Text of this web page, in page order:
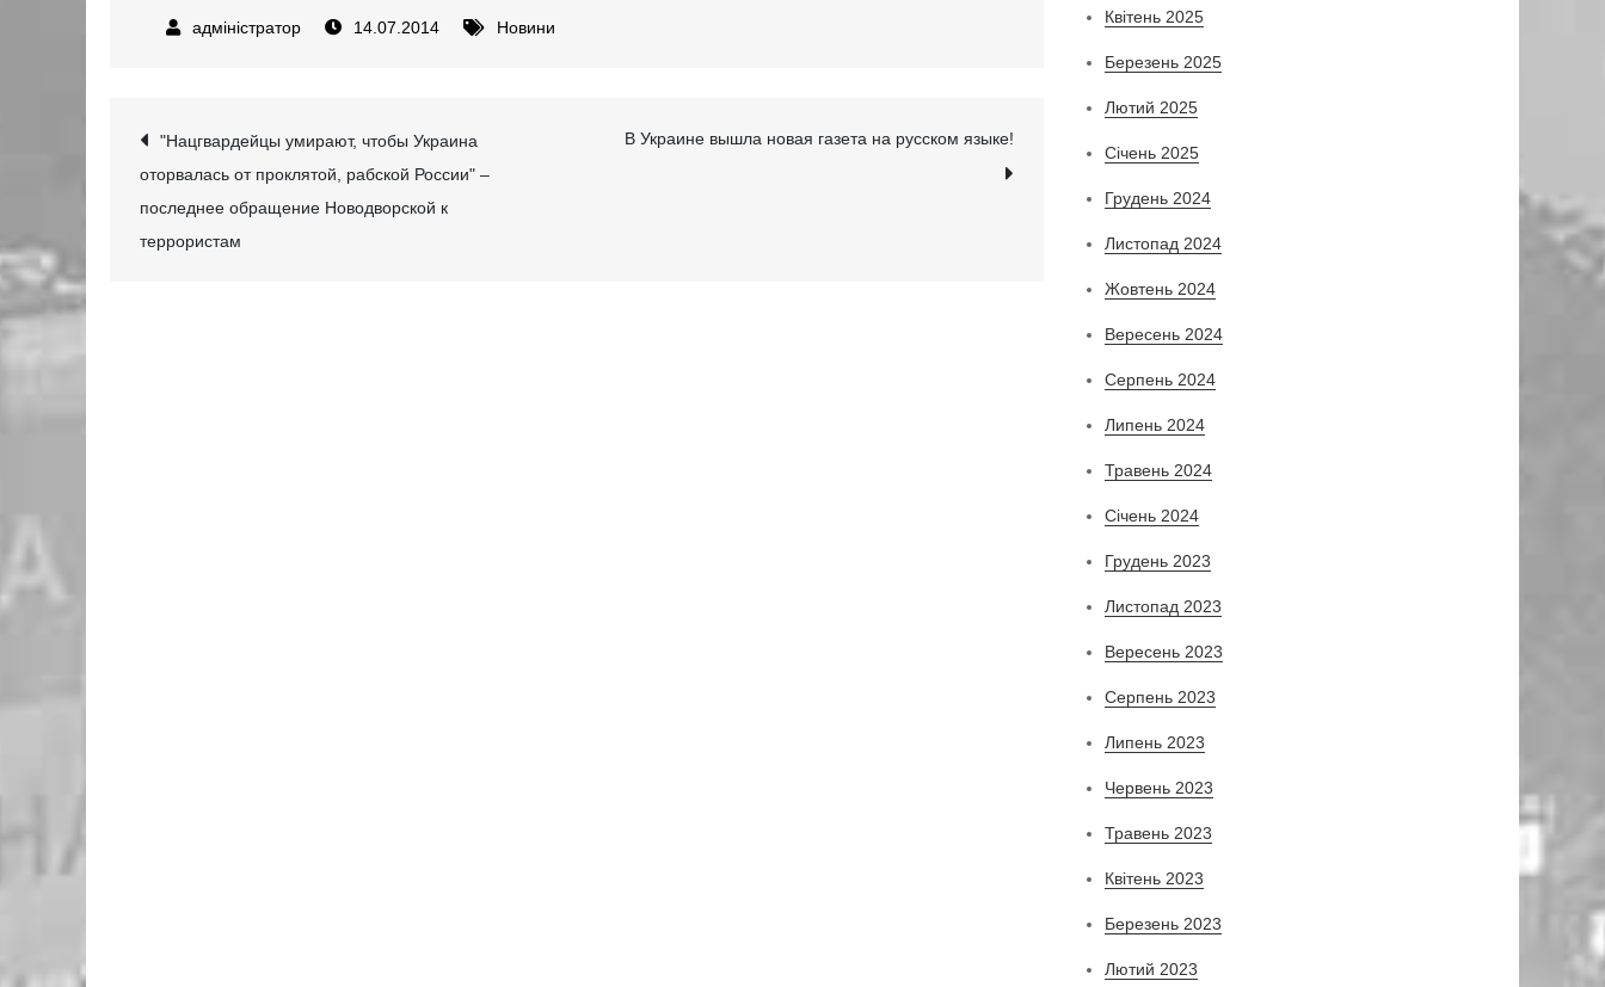
14.07.2014 Новини
Навігація
записів
"Нацгвардейцы умирают, чтобы Украина
оторвалась от проклятой, рабской России" –
последнее обращение Новодворской к
террористам
В Украине вышла новая газета на русском языке!
Квітень 2025
Березень 2025
Лютий 2025
Січень 2025
Грудень 2024
Листопад 2024
Жовтень 2024
Вересень 2024
Серпень 2024
Липень 2024
Травень 2024
Січень 2024
Грудень 2023
Листопад 2023
Вересень 2023
Серпень 2023
Липень 2023
Червень 2023
Травень 2023
Квітень 2023
Березень 2023
Лютий 2023